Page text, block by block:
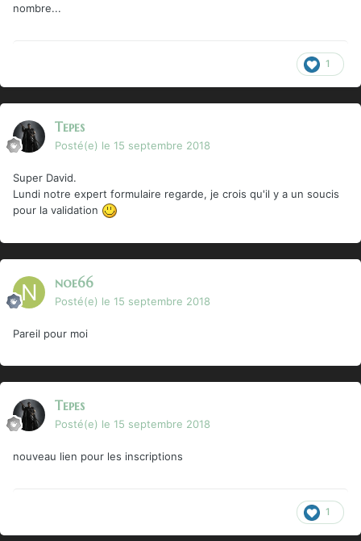
nombre...
1
Tepes
Posté(e) le 15 septembre 2018
Super David.
Lundi notre expert formulaire regarde, je crois qu'il y a un soucis
pour la validation
noe66
Posté(e) le 15 septembre 2018
Pareil pour moi
Tepes
Posté(e) le 15 septembre 2018
nouveau lien pour les inscriptions
1